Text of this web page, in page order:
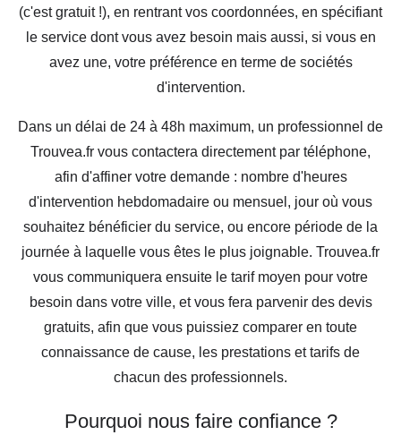
(c'est gratuit !), en rentrant vos coordonnées, en spécifiant
le service dont vous avez besoin mais aussi, si vous en
avez une, votre préférence en terme de sociétés
d'intervention.
Dans un délai de 24 à 48h maximum, un professionnel de
Trouvea.fr vous contactera directement par téléphone,
afin d'affiner votre demande : nombre d'heures
d'intervention hebdomadaire ou mensuel, jour où vous
souhaitez bénéficier du service, ou encore période de la
journée à laquelle vous êtes le plus joignable. Trouvea.fr
vous communiquera ensuite le tarif moyen pour votre
besoin dans votre ville, et vous fera parvenir des devis
gratuits, afin que vous puissiez comparer en toute
connaissance de cause, les prestations et tarifs de
chacun des professionnels.
Pourquoi nous faire confiance ?